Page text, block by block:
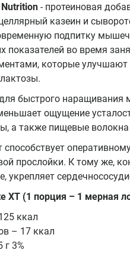
Nutrition - протеиновая
казеин и
подпитку
во время
которые улучшают
быстрого наращивания
ощущение
а также пищевые
способствует
прослойки. К тому же,
укрепляет
XT (1 порция – 1 мерная
ккал
– 17 ккал
г 3%